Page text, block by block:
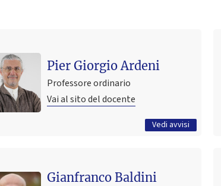
Pier Giorgio Ardeni
Professore ordinario
Vai al sito del docente
Vedi avvisi
Cercasi laureando/a o dottorando/a per lavoro di
ricerca su income inequality
8 luglio 2026 10:46
Tutti gli avvisi
Gianfranco Baldini
Ricevimento online